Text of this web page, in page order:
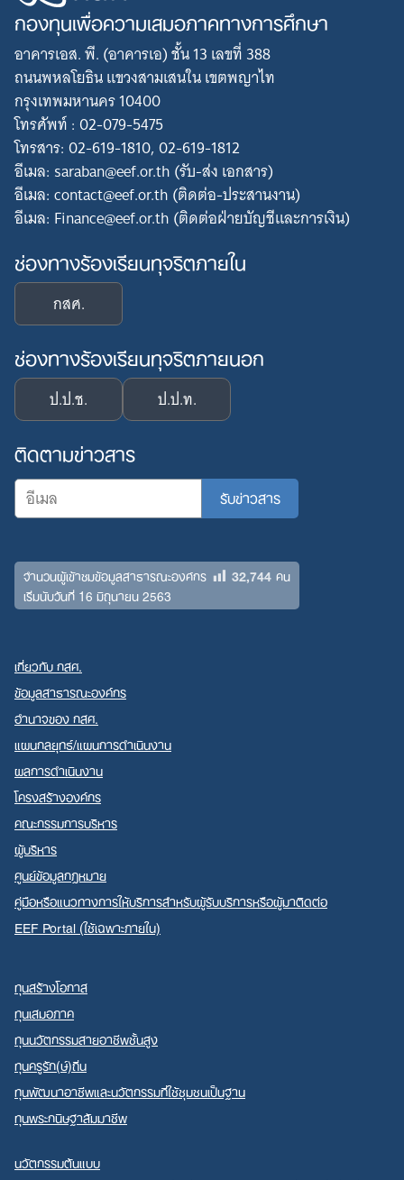
กองทุนเพื่อความเสมอภาคทางการศึกษา
อาคารเอส. พี. (อาคารเอ) ชั้น 13 เลขที่ 388
ถนนพหลโยธิน แขวงสามเสนใน เขตพญาไท
กรุงเทพมหานคร 10400
โทรศัพท์ : 02-079-5475
โทรสาร: 02-619-1810, 02-619-1812
อีเมล: saraban@eef.or.th (รับ-ส่ง เอกสาร)
อีเมล: contact@eef.or.th (ติดต่อ-ประสานงาน)
อีเมล: Finance@eef.or.th (ติดต่อฝ่ายบัญชีและการเงิน)
ช่องทางร้องเรียนทุจริตภายใน
กสศ.
ช่องทางร้องเรียนทุจริตภายนอก
ป.ป.ช. ป.ป.ท.
ติดตามข่าวสาร
จำนวนผู้เข้าชมข้อมูลสาธารณะองค์กร 32,744คน
เริ่มนับวันที่ 16 มิถุนายน 2563
เกี่ยวกับ กสศ.
ข้อมูลสาธารณะองค์กร
อำนาจของ กสศ.
แผนกลยุทธ์/แผนการดำเนินงาน
ผลการดำเนินงาน
โครงสร้างองค์กร
คณะกรรมการบริหาร
ผู้บริหาร
ศูนย์ข้อมูลกฎหมาย
คู่มือหรือแนวทางการให้บริการสำหรับผู้รับบริการหรือผู้มาติดต่อ
EEF Portal (ใช้เฉพาะภายใน)
ทุนสร้างโอกาส
ทุนเสมอภาค
ทุนนวัตกรรมสายอาชีพชั้นสูง
ทุนครูรัก(ษ์)ถิ่น
ทุนพัฒนาอาชีพและนวัตกรรมที่ใช้ชุมชนเป็นฐาน
ทุนพระกนิษฐาสัมมาชีพ
นวัตกรรมต้นแบบ